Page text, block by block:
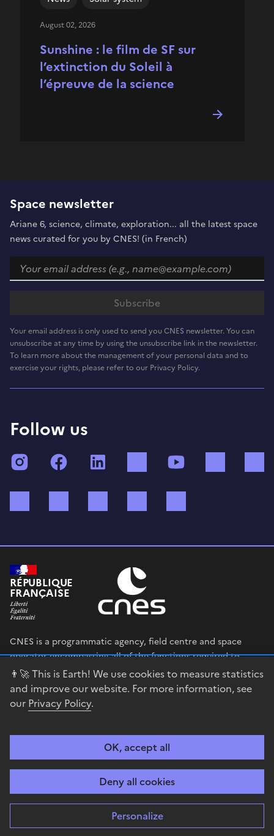
👨‍🚀 This is Earth! We use cookies to measure statistics
and improve our website. For more information, see
our Privacy Policy.
OK, accept all
Deny all cookies
Personalize
Sunshine : le film de SF sur
l’extinction du Soleil à
l’épreuve de la science
August 02, 2026
Space newsletter
Ariane 6, science, climate, exploration... all the latest space
news curated for you by CNES! (in French)
Your email address is only used to send you CNES newsletter. You can
unsubscribe at any time by using the unsubscribe link in the newsletter.
To learn more about the management of your personal data and to
exercise your rights, please refer to our Privacy Policy.
Follow us
InstagramFacebook TikTok
RÉPUBLIQUE
FRANÇAISE
CNES is a programmatic agency, field centre and space
operator encompassing all of the functions required to
shape and execute the French government’s space strategy,
and to deploy public policies that rely on the space sector.
data.gouv.fr
Legal notices Privacy policy
Sauf mention explicite de propriété intellectuelle détenue par des tiers,